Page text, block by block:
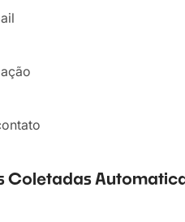
Coletadas